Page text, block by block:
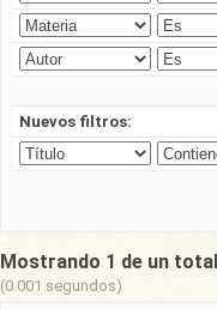
Nuevos filtros:
Mostrando 1 de un
(0.001 segundos)